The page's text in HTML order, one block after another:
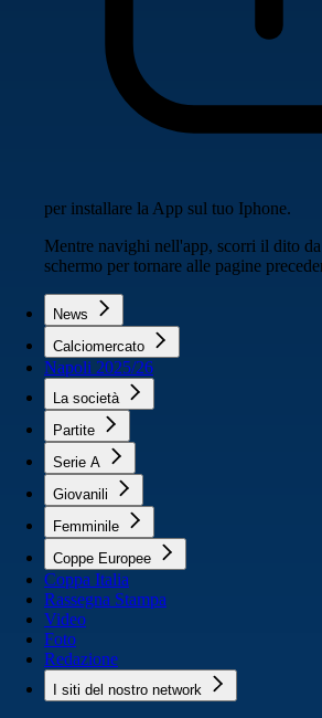
per installare la App sul tuo Iphone.
Mentre navighi nell'app, scorri il dito
schermo per tornare alle pagine
News
Calciomercato
Napoli 2025/26
La società
Partite
Serie A
Giovanili
Femminile
Coppe Europee
Coppa Italia
Rassegna Stampa
Video
Foto
Redazione
I siti del nostro network